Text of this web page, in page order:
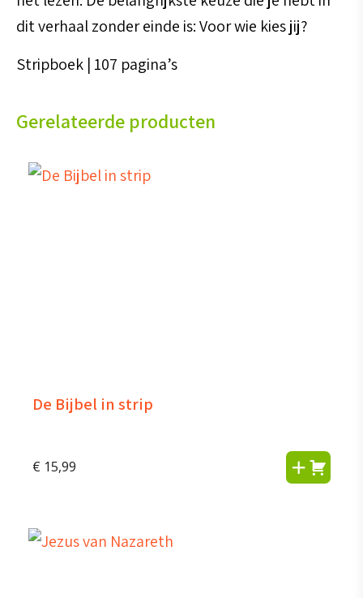
dit verhaal zonder einde is: Voor wie kies jij?
Stripboek | 107 pagina’s
Gerelateerde producten
De Bijbel in strip
€ 15,99